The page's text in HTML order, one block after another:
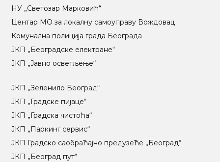
НУ „Светозар Марковић“
Центар МO за локалну самоуправу Вождовац
Комунална полиција града Београда
ЈКП „Београдске електране“
ЈКП „Јавно осветљење“
ЈКП „Зеленило Београд“
ЈКП „Градске пијаце“
ЈКП „Градска чистоћа“
ЈКП „Паркинг сервис“
ЈКП Градско саобраћајно предузеће „Београд“
ЈКП „Београд пут“